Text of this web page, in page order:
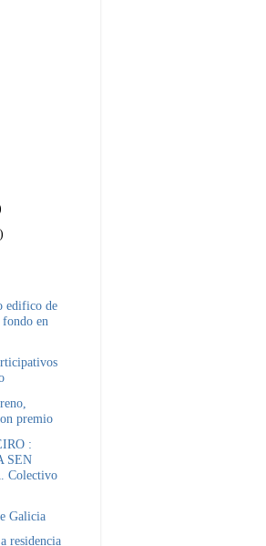
edifico de
fondo en
premio
:
SEN
Colectivo
Galicia
residencia